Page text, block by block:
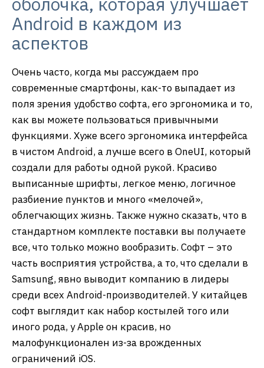
Android в каждом из
аспектов
Очень часто, когда мы рассуждаем про
современные смартфоны, как-то выпадает из
поля зрения удобство софта, его эргономика и то,
как вы можете пользоваться привычными
функциями. Хуже всего эргономика интерфейса
в чистом Android, а лучше всего в OneUI, который
создали для работы одной рукой. Красиво
выписанные шрифты, легкое меню, логичное
разбиение пунктов и много «мелочей»,
облегчающих жизнь. Также нужно сказать, что в
стандартном комплекте поставки вы получаете
все, что только можно вообразить. Софт – это
часть восприятия устройства, а то, что сделали в
Samsung, явно выводит компанию в лидеры
среди всех Android-производителей. У китайцев
софт выглядит как набор костылей того или
иного рода, у Apple он красив, но
малофункционален из-за врожденных
ограничений iOS.